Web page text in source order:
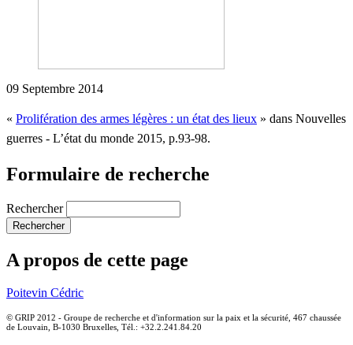
09 Septembre 2014
« Prolifération des armes légères : un état des lieux » dans Nouvelles
guerres - L’état du monde 2015, p.93-98.
Formulaire de recherche
Rechercher
A propos de cette page
Poitevin Cédric
© GRIP 2012 - Groupe de recherche et d'information sur la paix et la sécurité, 467 chaussée
de Louvain, B-1030 Bruxelles, Tél.: +32.2.241.84.20